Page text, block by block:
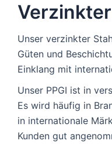
Unser verzinkter
Güten und
Einklang mit
Unser PPGI ist in
Es wird häufig in
in internationale
Kunden gut